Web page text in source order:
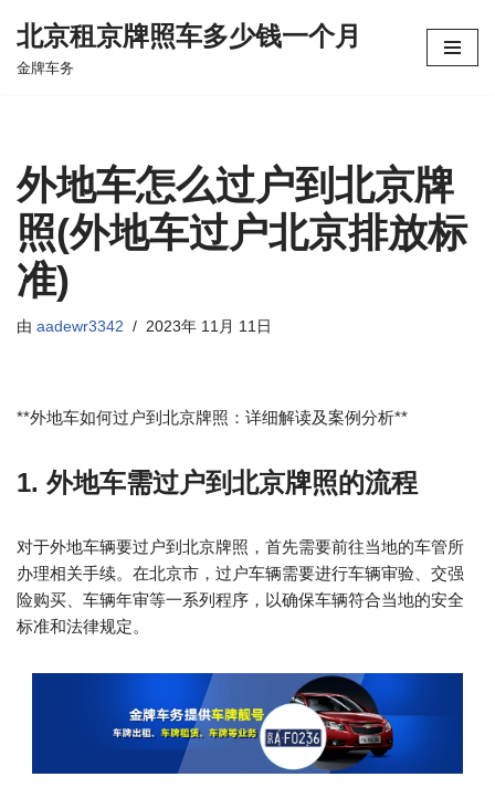
跳
北京租京牌照车多少钱一个月
金牌车务
外地车怎么过户到北京牌
照(外地车过户北京排放标
准)
由 aadewr3342 2023年 11月 11日
**外地车如何过户到北京牌照：详细解读及案例分析**
1. 外地车需过户到北京牌照的流程
对于外地车辆要过户到北京牌照，首先需要前往当地的车管所
办理相关手续。在北京市，过户车辆需要进行车辆审验、交强
险购买、车辆年审等一系列程序，以确保车辆符合当地的安全
标准和法律规定。